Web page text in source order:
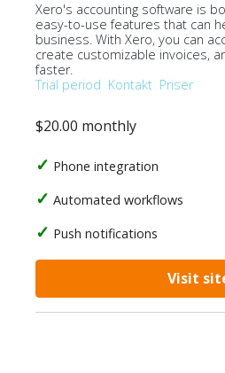
Xero's accounting software is
easy-to-use features that can
business. With Xero, you can
create customizable invoices,
faster.
Trial period Kontakt Priser
$20.00 monthly
Phone integration
Automated workflows
Push notifications
Visit